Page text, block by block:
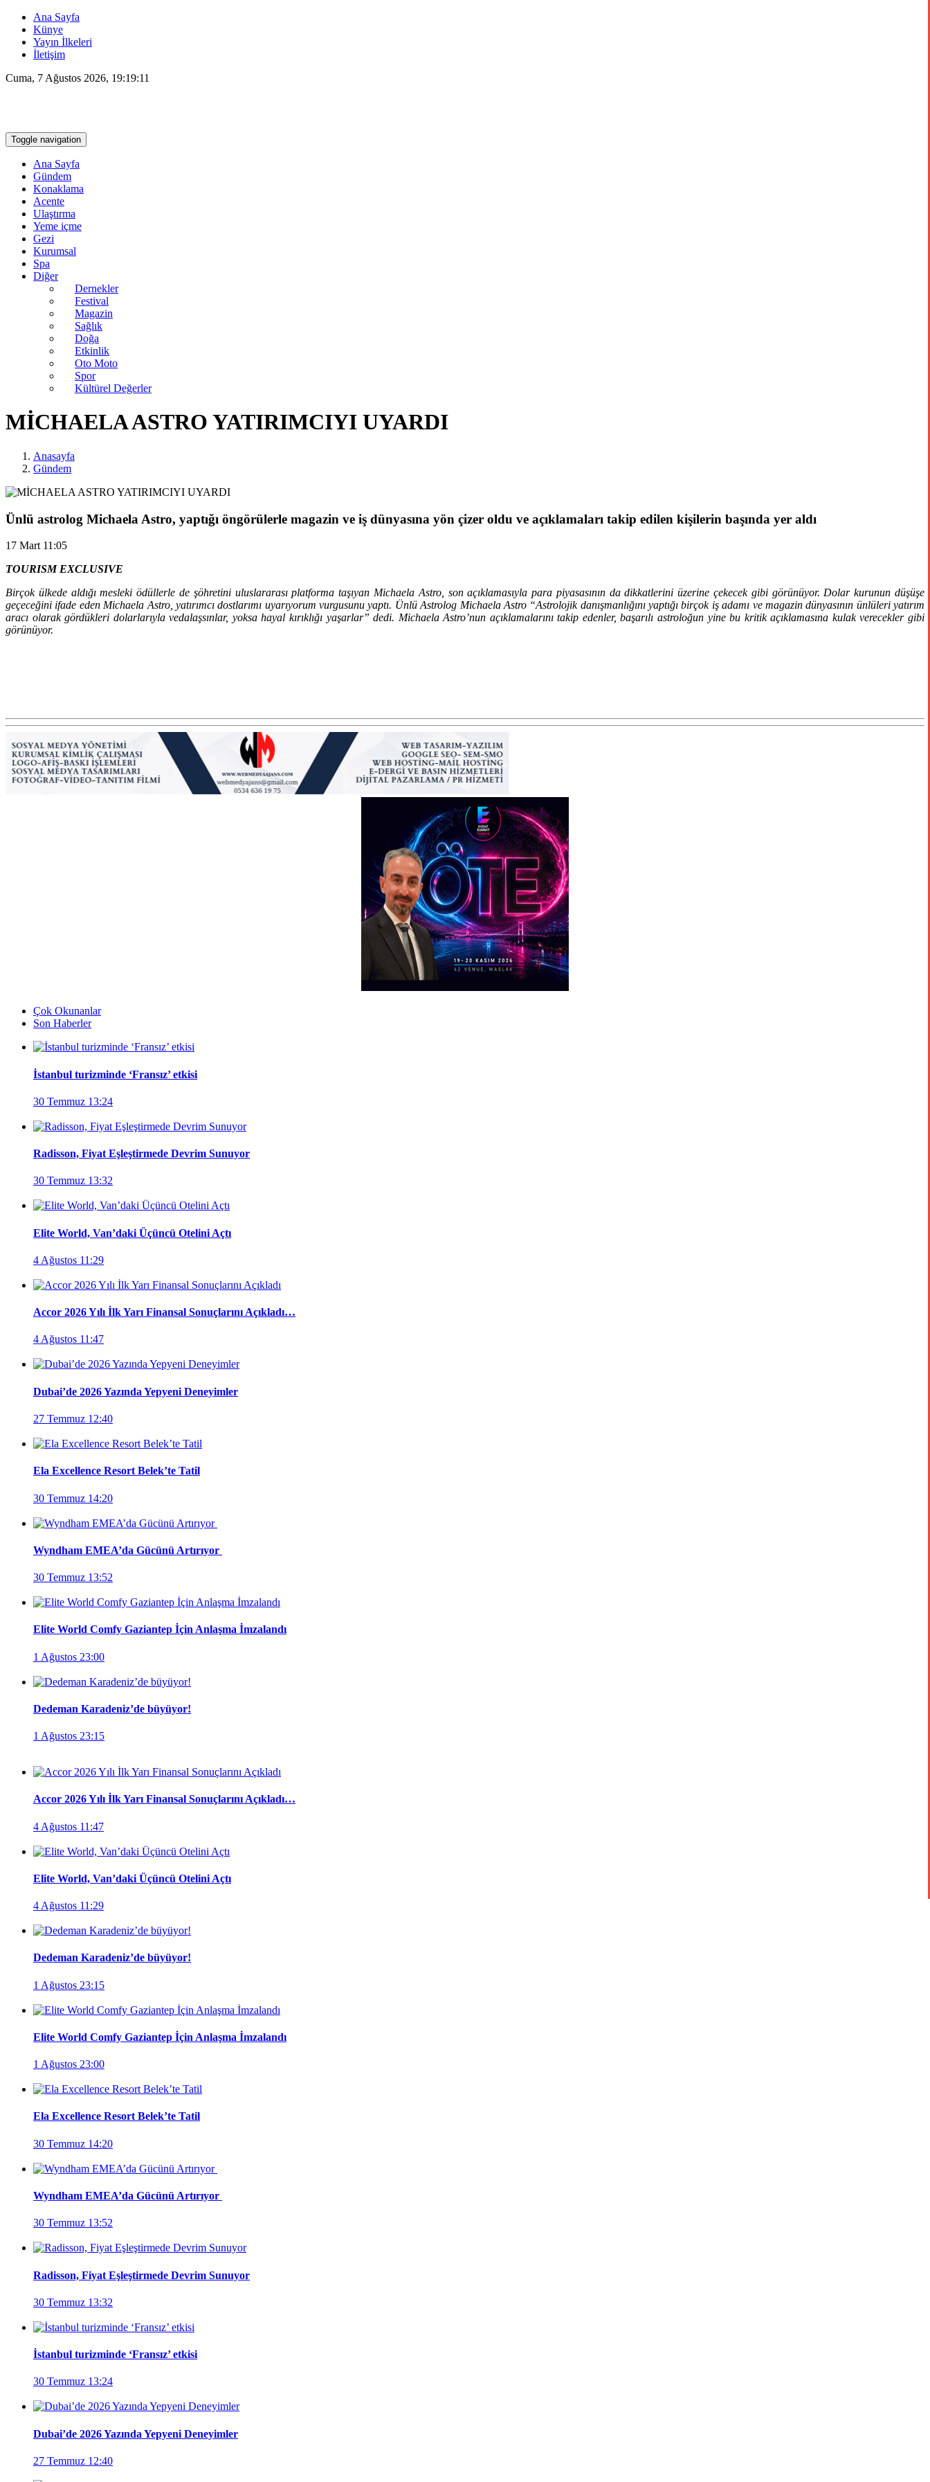
Ana Sayfa
Künye
Yayın İlkeleri
İletişim
Cuma, 7 Ağustos 2026, 19:19:12
Toggle navigation
Ana Sayfa
Gündem
Konaklama
Acente
Ulaştırma
Yeme içme
Gezi
Kurumsal
Spa
Diğer
Dernekler
Festival
Magazin
Sağlık
Doğa
Etkinlik
Oto Moto
Spor
Kültürel Değerler
MİCHAELA ASTRO YATIRIMCIYI UYARDI
Anasayfa
Gündem
Ünlü astrolog Michaela Astro, yaptığı öngörülerle magazin ve iş dünyasına yön çizer oldu ve açıklamaları takip edilen kişilerin başında yer aldı
17 Mart 11:05
TOURISM EXCLUSIVE
Birçok ülkede aldığı mesleki ödüllerle de şöhretini uluslararası platforma taşıyan Michaela Astro, son açıklamasıyla para piyasasının da dikkatlerini üzerine çekecek gibi görünüyor. Dolar kurunun düşüşe
geçeceğini ifade eden Michaela Astro, yatırımcı dostlarımı uyarıyorum vurgusunu yaptı. Ünlü Astrolog Michaela Astro “Astrolojik danışmanlığını yaptığı birçok iş adamı ve magazin dünyasının ünlüleri yatırım
aracı olarak gördükleri dolarlarıyla vedalaşsınlar, yoksa hayal kırıklığı yaşarlar” dedi. Michaela Astro’nun açıklamalarını takip edenler, başarılı astroloğun yine bu kritik açıklamasına kulak verecekler gibi
görünüyor.
Çok Okunanlar
Son Haberler
İstanbul turizminde ‘Fransız’ etkisi
30 Temmuz 13:24
Radisson, Fiyat Eşleştirmede Devrim Sunuyor
30 Temmuz 13:32
Elite World, Van’daki Üçüncü Otelini Açtı
4 Ağustos 11:29
Accor 2026 Yılı İlk Yarı Finansal Sonuçlarını Açıkladı…
4 Ağustos 11:47
Dubai’de 2026 Yazında Yepyeni Deneyimler
27 Temmuz 12:40
Ela Excellence Resort Belek’te Tatil
30 Temmuz 14:20
Wyndham EMEA’da Gücünü Artırıyor
30 Temmuz 13:52
Elite World Comfy Gaziantep İçin Anlaşma İmzalandı
1 Ağustos 23:00
Dedeman Karadeniz’de büyüyor!
1 Ağustos 23:15
Accor 2026 Yılı İlk Yarı Finansal Sonuçlarını Açıkladı…
4 Ağustos 11:47
Elite World, Van’daki Üçüncü Otelini Açtı
4 Ağustos 11:29
Dedeman Karadeniz’de büyüyor!
1 Ağustos 23:15
Elite World Comfy Gaziantep İçin Anlaşma İmzalandı
1 Ağustos 23:00
Ela Excellence Resort Belek’te Tatil
30 Temmuz 14:20
Wyndham EMEA’da Gücünü Artırıyor
30 Temmuz 13:52
Radisson, Fiyat Eşleştirmede Devrim Sunuyor
30 Temmuz 13:32
İstanbul turizminde ‘Fransız’ etkisi
30 Temmuz 13:24
Dubai’de 2026 Yazında Yepyeni Deneyimler
27 Temmuz 12:40